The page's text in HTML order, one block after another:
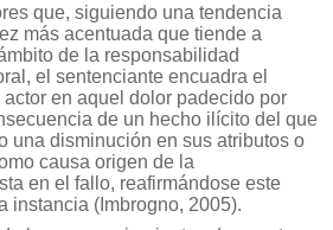
que, siguiendo una tendencia
más acentuada que tiende a
de la responsabilidad
el sentenciante encuadra el
en aquel dolor padecido por
de un hecho ilícito del que
una disminución en sus atributos o
causa origen de la
en el fallo, reafirmándose este
instancia (Imbrogno, 2005).